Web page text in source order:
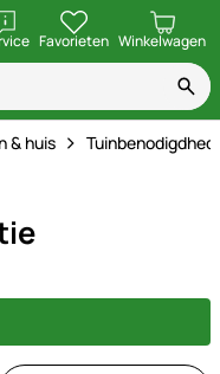
openenFavorieten Winkelwagen
& huis